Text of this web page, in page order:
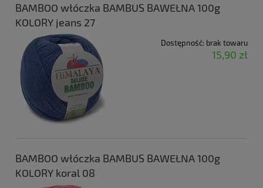
BAMBOO włóczka BAMBUS BAWEŁNA 100g
KOLORY jeans 27
Dostępność: brak towaru
15,90 zł
BAMBOO włóczka BAMBUS BAWEŁNA 100g
KOLORY koral 08